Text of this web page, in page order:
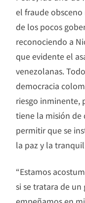
el fraude
de los pocos
reconociendo a
que evidente el
venezolanas.
democracia
riesgo inminente,
tiene la misión de
permitir que se
la paz y la
“Estamos
si se tratara de